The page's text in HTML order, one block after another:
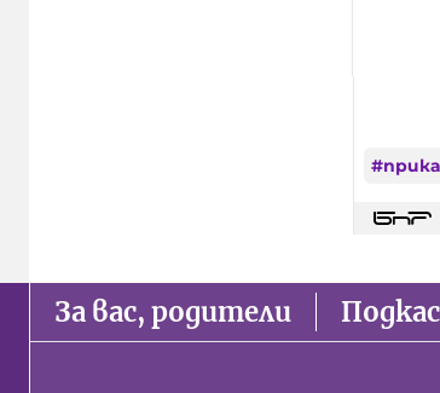
#
За вас, родители